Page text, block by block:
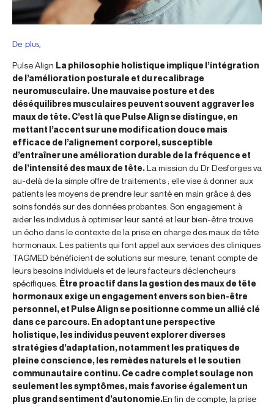
De plus,
Pulse Align La philosophie holistique implique l’intégration
de l’amélioration posturale et du recalibrage
neuromusculaire. Une mauvaise posture et des
déséquilibres musculaires peuvent souvent aggraver les
maux de tête. C’est là que Pulse Align se distingue, en
mettant l’accent sur une modification douce mais
efficace de l’alignement corporel, susceptible
d’entraîner une amélioration durable de la fréquence et
de l’intensité des maux de tête.La mission du Dr Desforges va
au-delà de la simple offre de traitements ; elle vise à donner aux
patients les moyens de prendre leur santé en main grâce à des
soins fondés sur des données probantes. Son engagement à
aider les individus à optimiser leur santé et leur bien-être trouve
un écho dans le contexte de la prise en charge des maux de tête
hormonaux. Les patients qui font appel aux services des cliniques
TAGMED bénéficient de solutions sur mesure, tenant compte de
leurs besoins individuels et de leurs facteurs déclencheurs
spécifiques. Être proactif dans la gestion des maux de tête
hormonaux exige un engagement envers son bien-être
personnel, et Pulse Align se positionne comme un allié clé
dans ce parcours. En adoptant une perspective
holistique, les individus peuvent explorer diverses
stratégies d’adaptation, notamment les pratiques de
pleine conscience, les remèdes naturels et le soutien
communautaire continu. Ce cadre complet soulage non
seulement les symptômes, mais favorise également un
plus grand sentiment d’autonomie.En fin de compte, la prise